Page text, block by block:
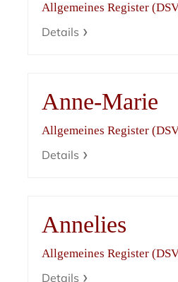
Allgemeines Register
Details
Anne-Marie
Allgemeines Register
Details
Annelies
Allgemeines Register
Details